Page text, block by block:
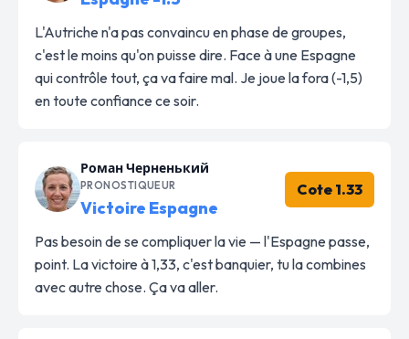
L'Autriche n'a pas convaincu en phase de groupes,
c'est le moins qu'on puisse dire. Face à une Espagne
qui contrôle tout, ça va faire mal. Je joue la fora (-1,5)
en toute confiance ce soir.
Роман Черненький
PRONOSTIQUEUR
Victoire Espagne
Cote 1.33
Pas besoin de se compliquer la vie — l'Espagne passe,
point. La victoire à 1,33, c'est banquier, tu la combines
avec autre chose. Ça va aller.